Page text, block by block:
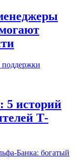
5 историй
Т-